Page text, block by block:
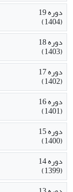
دوره 19
(1404)
دوره 18
(1403)
دوره 17
(1402)
دوره 16
(1401)
دوره 15
(1400)
دوره 14
(1399)